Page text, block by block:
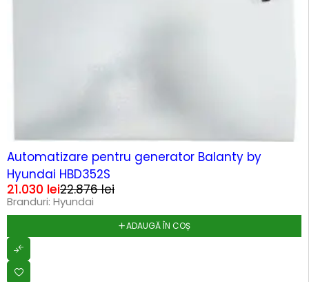
Automatizare pentru generator Balanty by
Hyundai HBD352S
22.876lei
21.030 lei
Branduri: Hyundai
ADAUGĂ ÎN COȘ